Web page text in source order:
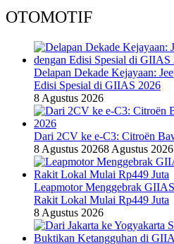
OTOMOTIF
Delapan Dekade Kejayaan:
Edisi Spesial di GIIAS 2026
8 Agustus 2026
Dari 2CV ke e-C3: Citroën
8 Agustus 20268 Agustus 2026
Leapmotor Menggebrak
Rakit Lokal Mulai Rp449 Juta
8 Agustus 2026